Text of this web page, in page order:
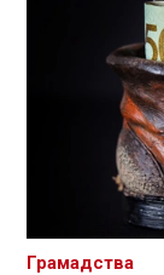
Грамадства